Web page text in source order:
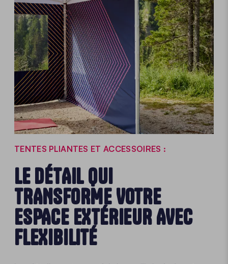
TENTES PLIANTES ET ACCESSOIRES :
LE DÉTAIL QUI
TRANSFORME VOTRE
ESPACE EXTÉRIEUR AVEC
FLEXIBILITÉ